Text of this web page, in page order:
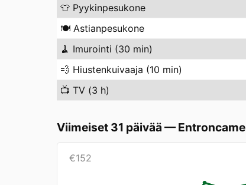
👕 Pyykinpesukone
🍽️ Astianpesukone
🧹 Imurointi (30 min)
💨 Hiustenkuivaaja (10 min)
📺 TV (3 h)
Viimeiset 31 päivää —
€152